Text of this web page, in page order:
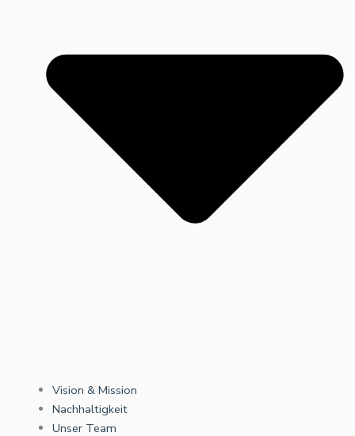
Vision & Mission
Nachhaltigkeit
Unser Team